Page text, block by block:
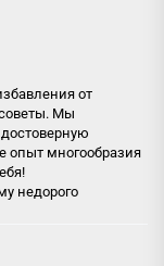
от
Мы
опыт многообразия
недорого